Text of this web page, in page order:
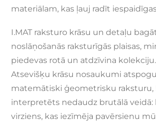
materiālam, kas ļauj radīt
I.MAT raksturo krāsu un detaļu
noslāņošanās raksturīgās plaisas,
piedevas rotā un atdzīvina kolekciju.
Atsevišķu krāsu nosaukumi
matemātiski ģeometrisku raksturu,
interpretēts nedaudz brutālā veidā:
virziens, kas iezīmēja pavērsienu